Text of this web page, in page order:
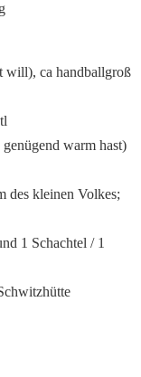
will), ca handballgroß
warm hast)
des kleinen Volkes;
1 Schachtel / 1